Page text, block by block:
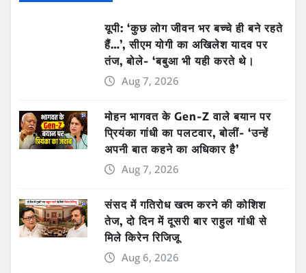
यूपी: ‘कुछ लोग जीवन भर बच्चे ही बने रहते
हैं…’, सीएम योगी का अखिलेश यादव पर
तंज, बोले- ‘बबुआ भी यही करते थे।
Aug 7, 2026
मोहन भागवत के Gen-Z वाले बयान पर
प्रियंका गांधी का पलटवार, बोलीं- ‘उन्हें
अपनी बात कहने का अधिकार है’
Aug 7, 2026
संसद में गतिरोध खत्म करने की कोशिश
तेज, दो दिन में दूसरी बार राहुल गांधी से
मिले किरेन रिजिजू
Aug 6, 2026